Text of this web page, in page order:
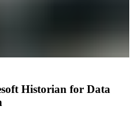
Historian for Data